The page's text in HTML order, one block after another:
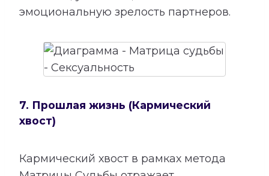
эмоциональную зрелость партнеров.
7. Прошлая жизнь (Кармический
хвост)
Кармический хвост в рамках метода